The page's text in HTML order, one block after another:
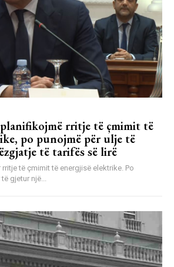
rritje të çmimit të
po punojmë për ulje të
të tarifës së lirë
të çmimit të energjisë elektrike. Po
gjetur një...